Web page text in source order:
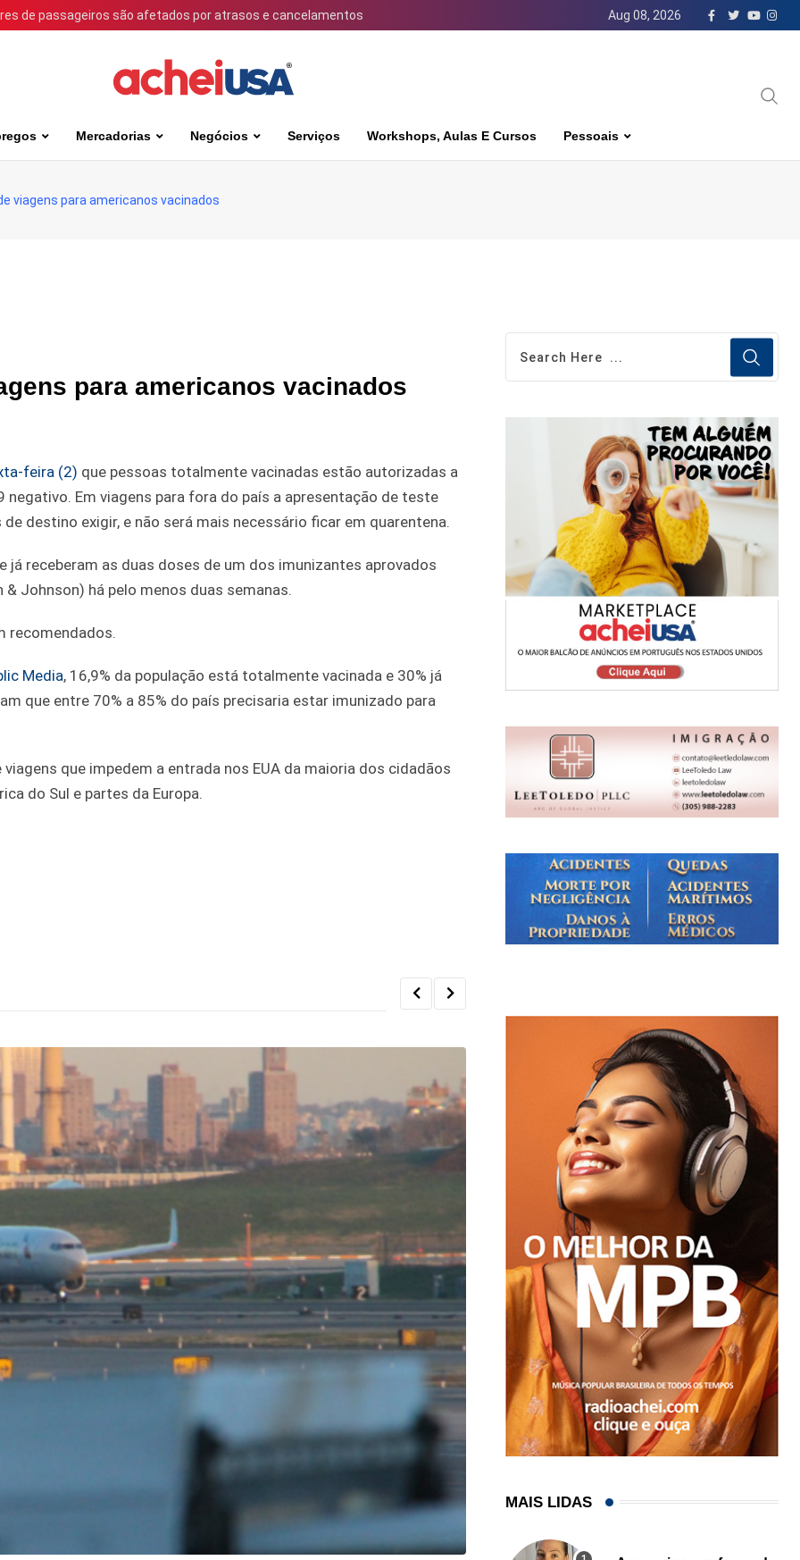
de passageiros são afetados por atrasos e cancelamentos Aug 08, 2026
Mercadorias Negócios Serviços Workshops, Aulas E Cursos Pessoais
viagens para americanos vacinados
para americanos vacinados
feira (2) que pessoas totalmente vacinadas estão autorizadas a
Em viagens para fora do país a apresentação de teste
destino exigir, e não será mais necessário ficar em quarentena.
receberam as duas doses de um dos imunizantes aprovados
Johnson) há pelo menos duas semanas.
recomendados.
Media, 16,9% da população está totalmente vacinada e 30% já
que entre 70% a 85% do país precisaria estar imunizado para
que impedem a entrada nos EUA da maioria dos cidadãos
do Sul e partes da Europa.
MAIS LIDAS